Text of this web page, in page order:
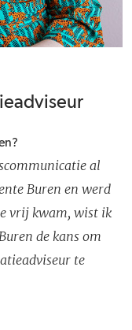
al
Buren en werd
vrij kwam, wist ik
de kans om
te